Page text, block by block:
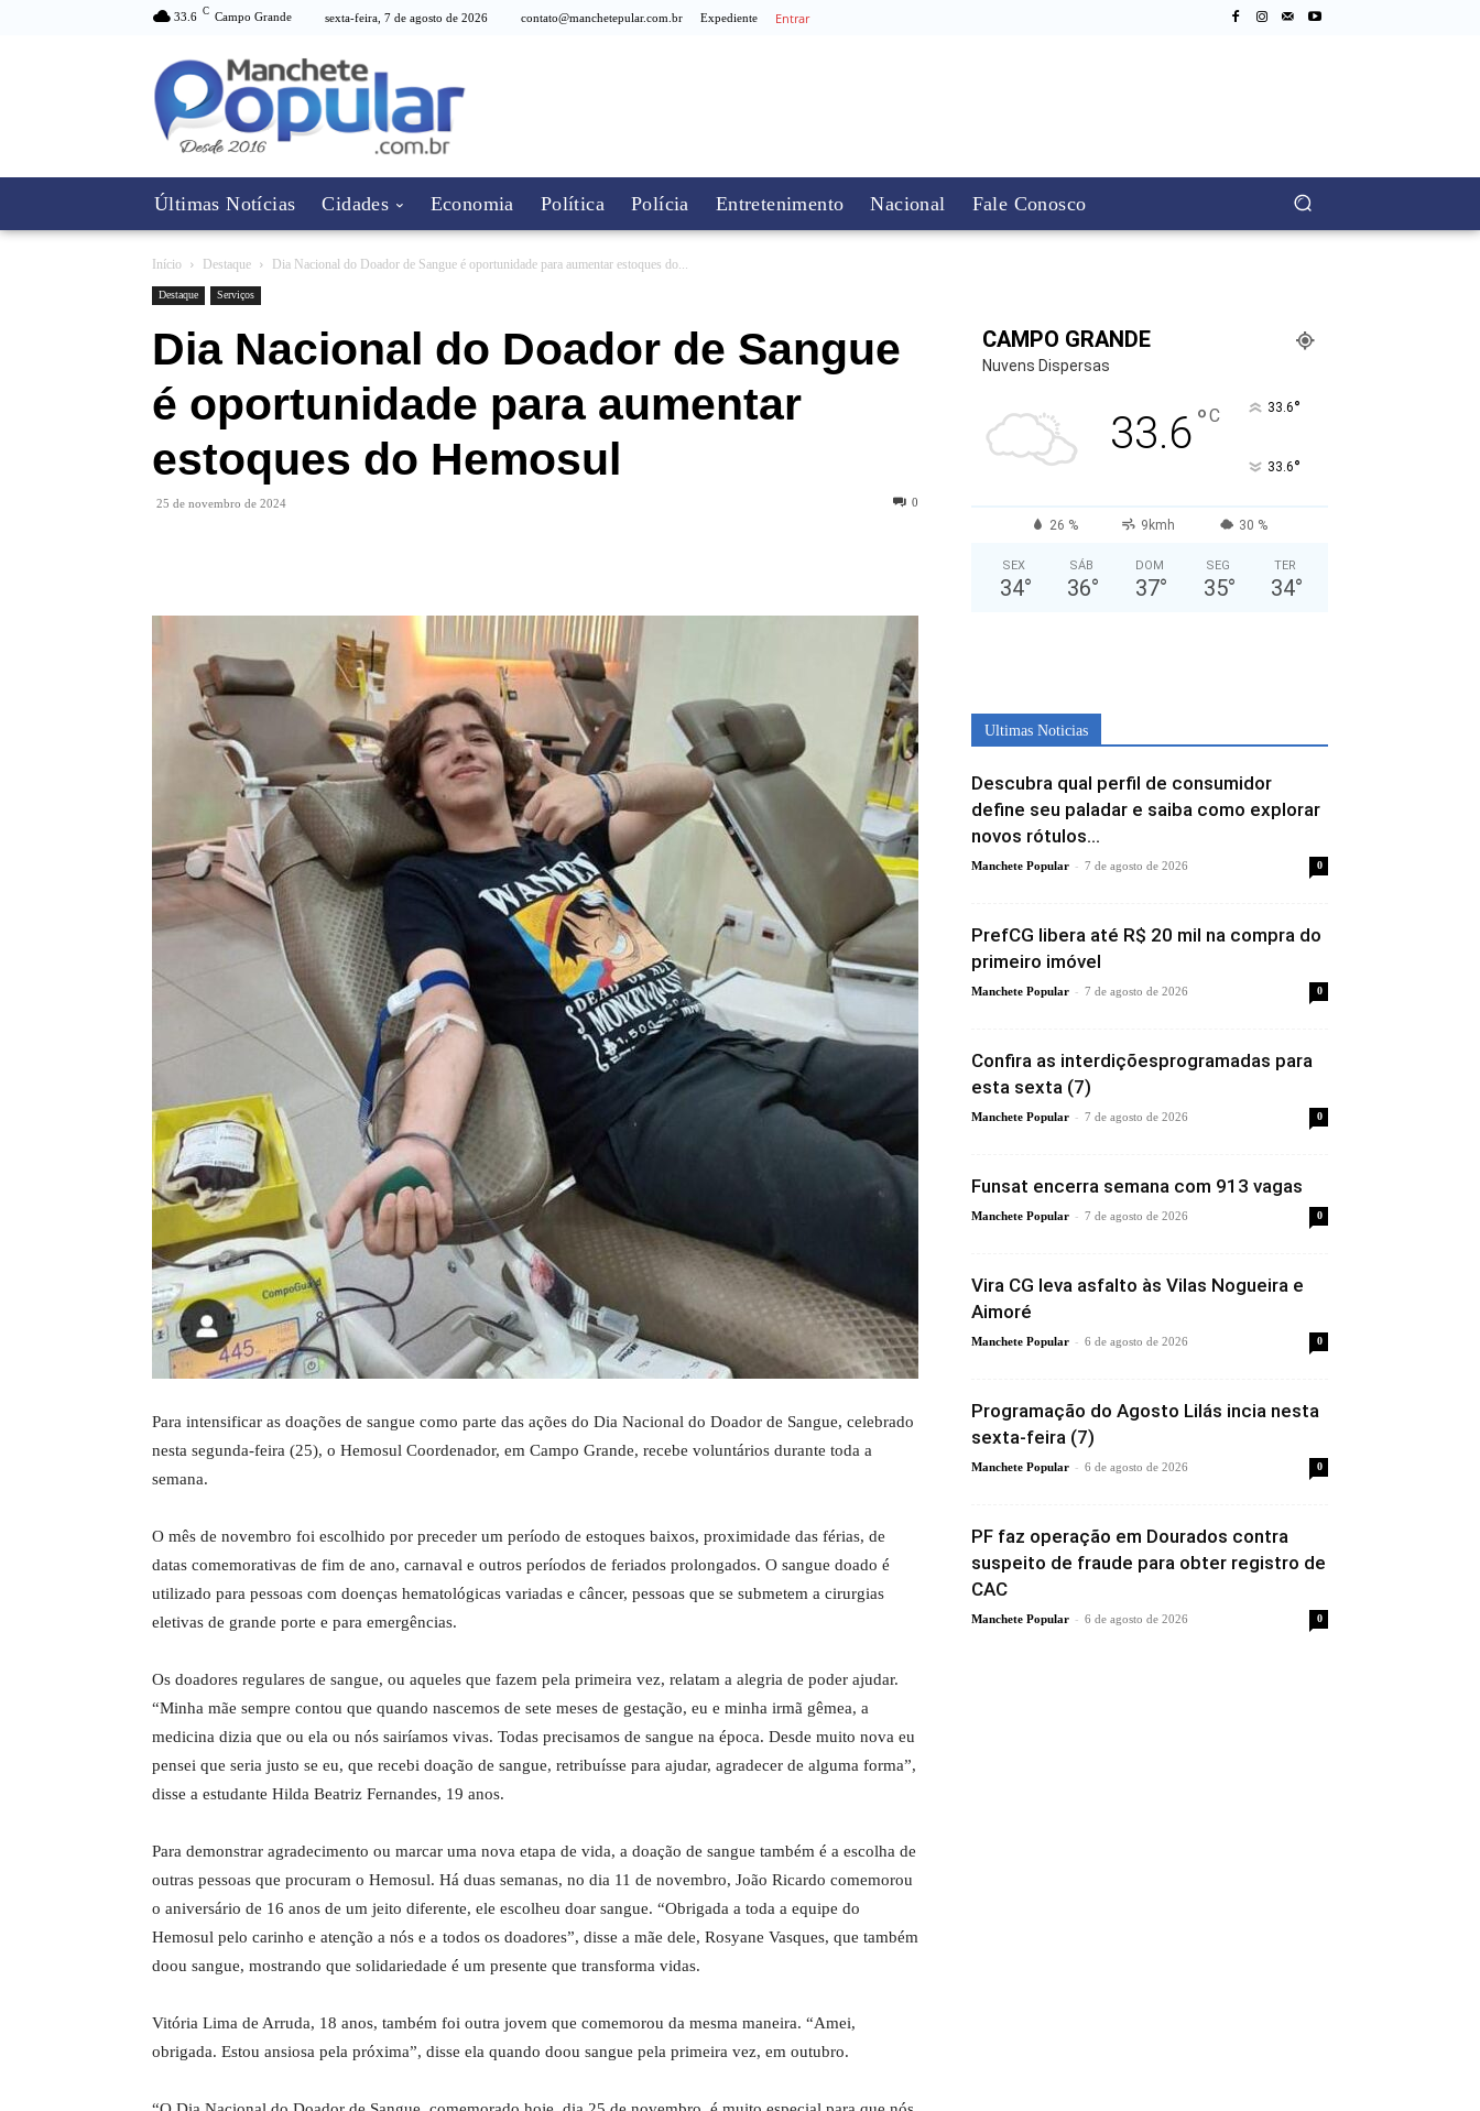
33.6 C Campo Grande sexta-feira, 7 de agosto de 2026 contato@manchetepular.com.br Expediente Entrar
Últimas Notícias Cidades Economia Política Polícia Entretenimento Nacional Fale Conosco
Início Destaque Dia Nacional do Doador de Sangue é oportunidade para aumentar estoques do...
Destaque Serviços
Dia Nacional do Doador de Sangue
é oportunidade para aumentar
estoques do Hemosul
25 de novembro de 2024 0
Para intensificar as doações de sangue como parte das ações do Dia Nacional do Doador de Sangue, celebrado
nesta segunda-feira (25), o Hemosul Coordenador, em Campo Grande, recebe voluntários durante toda a
semana.
O mês de novembro foi escolhido por preceder um período de estoques baixos, proximidade das férias, de
datas comemorativas de fim de ano, carnaval e outros períodos de feriados prolongados. O sangue doado é
utilizado para pessoas com doenças hematológicas variadas e câncer, pessoas que se submetem a cirurgias
eletivas de grande porte e para emergências.
Os doadores regulares de sangue, ou aqueles que fazem pela primeira vez, relatam a alegria de poder ajudar.
“Minha mãe sempre contou que quando nascemos de sete meses de gestação, eu e minha irmã gêmea, a
medicina dizia que ou ela ou nós sairíamos vivas. Todas precisamos de sangue na época. Desde muito nova eu
pensei que seria justo se eu, que recebi doação de sangue, retribuísse para ajudar, agradecer de alguma forma”,
disse a estudante Hilda Beatriz Fernandes, 19 anos.
Para demonstrar agradecimento ou marcar uma nova etapa de vida, a doação de sangue também é a escolha de
outras pessoas que procuram o Hemosul. Há duas semanas, no dia 11 de novembro, João Ricardo comemorou
o aniversário de 16 anos de um jeito diferente, ele escolheu doar sangue. “Obrigada a toda a equipe do
Hemosul pelo carinho e atenção a nós e a todos os doadores”, disse a mãe dele, Rosyane Vasques, que também
doou sangue, mostrando que solidariedade é um presente que transforma vidas.
Vitória Lima de Arruda, 18 anos, também foi outra jovem que comemorou da mesma maneira. “Amei,
obrigada. Estou ansiosa pela próxima”, disse ela quando doou sangue pela primeira vez, em outubro.
CAMPO GRANDE
Nuvens Dispersas
33.6°C 33.6°
33.6°
26 % 9kmh 30 %
SEX
34°
SÁB
36°
DOM
37°
SEG
35°
TER
34°
Ultimas Noticias
Descubra qual perfil de consumidor
define seu paladar e saiba como explorar
novos rótulos...
Manchete Popular - 7 de agosto de 2026 0
PrefCG libera até R$ 20 mil na compra do
primeiro imóvel
Manchete Popular - 7 de agosto de 2026 0
Confira as interdiçõesprogramadas para
esta sexta (7)
Manchete Popular - 7 de agosto de 2026 0
Funsat encerra semana com 913 vagas
Manchete Popular - 7 de agosto de 2026 0
Vira CG leva asfalto às Vilas Nogueira e
Aimoré
Manchete Popular - 6 de agosto de 2026 0
Programação do Agosto Lilás incia nesta
sexta-feira (7)
Manchete Popular - 6 de agosto de 2026 0
PF faz operação em Dourados contra
suspeito de fraude para obter registro de
CAC
Manchete Popular - 6 de agosto de 2026 0